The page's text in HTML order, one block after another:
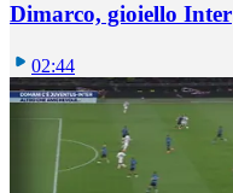
Dimarco, gioiello Inter
02:44